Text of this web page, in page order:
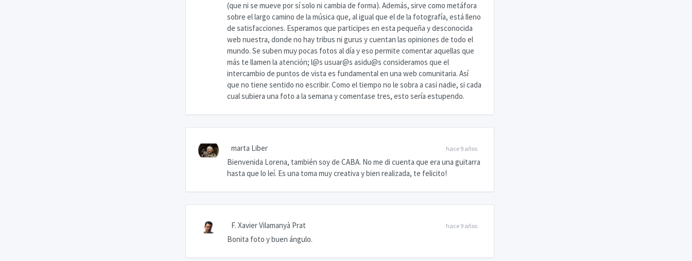
(que ni se mueve por sí solo ni cambia de forma). Además, sirve como metáfora
sobre el largo camino de la música que, al igual que el de la fotografía, está lleno
de satisfacciones. Esperamos que participes en esta pequeña y desconocida
web nuestra, donde no hay tribus ni gurus y cuentan las opiniones de todo el
mundo. Se suben muy pocas fotos al día y eso permite comentar aquellas que
más te llamen la atención; l@s usuar@s asidu@s consideramos que el
intercambio de puntos de vista es fundamental en una web comunitaria. Así
que no tiene sentido no escribir. Como el tiempo no le sobra a casi nadie, si cada
cual subiera una foto a la semana y comentase tres, esto sería estupendo.
hace 9 años
marta Liber
Bienvenida Lorena, también soy de CABA. No me di cuenta que era una guitarra
hasta que lo leí. Es una toma muy creativa y bien realizada, te felicito!
hace 9 años
F. Xavier Vilamanyà Prat
Bonita foto y buen ángulo.